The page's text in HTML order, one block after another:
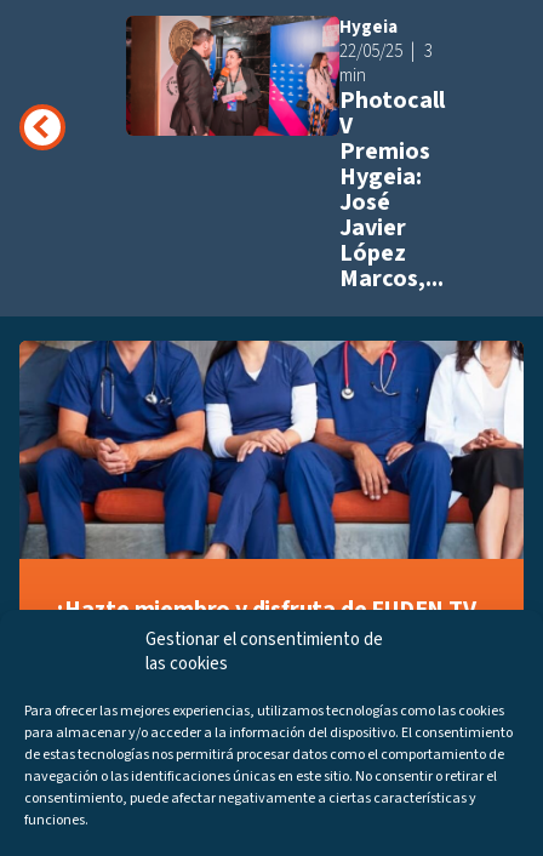
Gestionar el consentimiento de
las cookies
Para ofrecer las mejores experiencias, utilizamos tecnologías como las cookies
para almacenar y/o acceder a la información del dispositivo. El consentimiento
de estas tecnologías nos permitirá procesar datos como el comportamiento de
navegación o las identificaciones únicas en este sitio. No consentir o retirar el
consentimiento, puede afectar negativamente a ciertas características y
funciones.
Añadir a
Hygeia
22/05/25
3
min
Photocall
V
Premios
Hygeia:
José
Javier
López
Marcos,...
¡Hazte miembro y disfruta de FUDEN TV
a tu manera!
Regístrate ahora gratuitamente y marca tus videos
los últimos programas disponibles.
Regístrate ahora